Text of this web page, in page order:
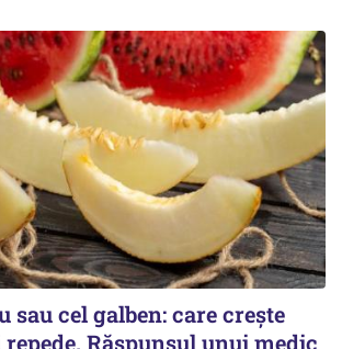
sau cel galben: care crește
Răspunsul unui medic